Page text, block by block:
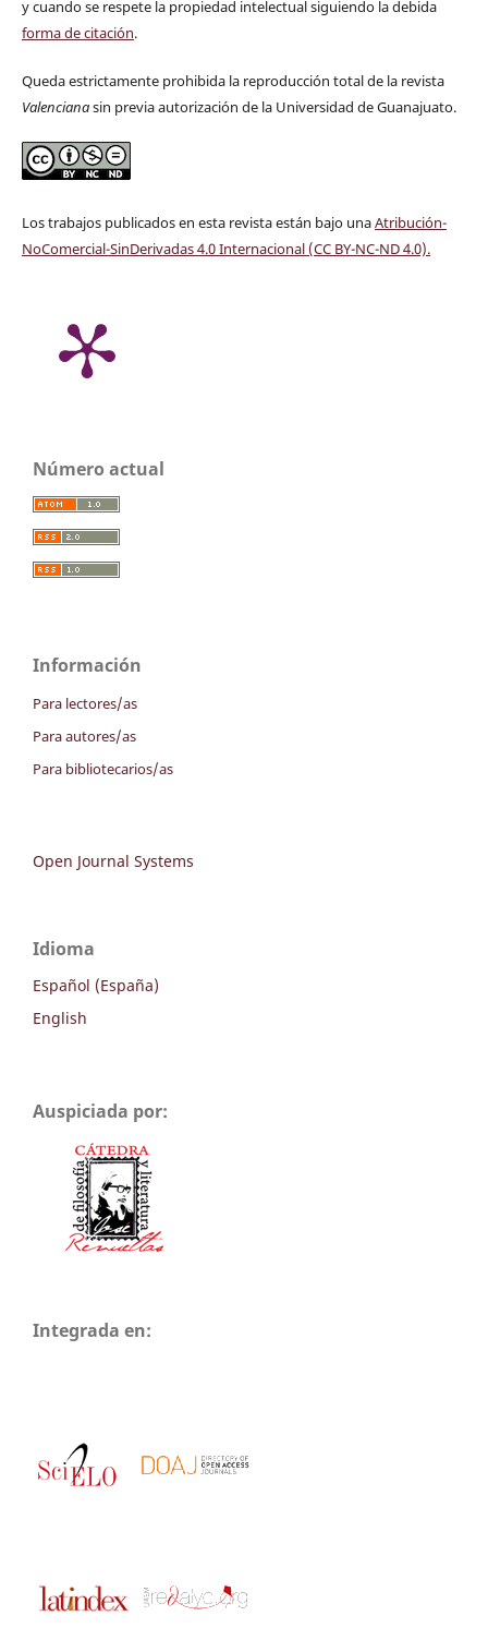
y cuando se respete la propiedad intelectual siguiendo la debida
forma de citación.
Queda estrictamente prohibida la reproducción total de la revista
Valencianasin previa autorización de la Universidad de Guanajuato.
Los trabajos publicados en esta revista están bajo unaAtribución-
NoComercial-SinDerivadas 4.0 Internacional (CC BY-NC-ND 4.0).
Número actual
Información
Para lectores/as
Para autores/as
Para bibliotecarios/as
Open Journal Systems
Idioma
Español (España)
English
Auspiciada por:
Integrada en: